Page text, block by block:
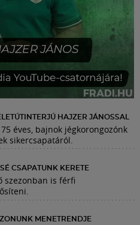
HAJZER JÁNOSSAL
éves, bajnok jégkorongozónk
sikercsapatáról.
CSAPATUNK KERETE
szezonban is férfi
MENETRENDJE